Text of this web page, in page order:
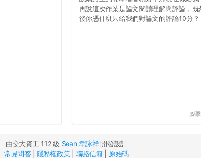
再說這次作業是論文閱讀理解與評論，
後你憑什麼只給我們對論文的評論10分？
點
由交大資工 112 級 Sean 韋詠祥開發設計
常見問答|隱私權政策| 聯絡信箱| 原始碼